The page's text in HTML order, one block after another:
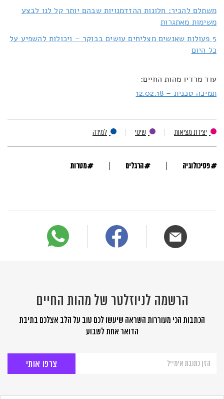
משתלם להכיר: חלונות ההזדמנויות שבהם יותר קל לנו לבצע
משימות מאתגרות
5 פעולות שאנשים מצליחים עושים בבוקר – ויכולות להשפיע על
כל היום
עוד מרדיו מהות החיים:
תמיכה טכנית – 12.02.18
יצירת מציאות שינוי למידה
#פסיכולוגיה #הרגלים #מטרות
הרשמה לניוזלטר של מהות החיים
הכתבות הכי מעוררות השראה שיעשו לכם טוב על הלב אצלכם בתיבת
הדואר אחת לשבוע
לניוזלטר
החיים